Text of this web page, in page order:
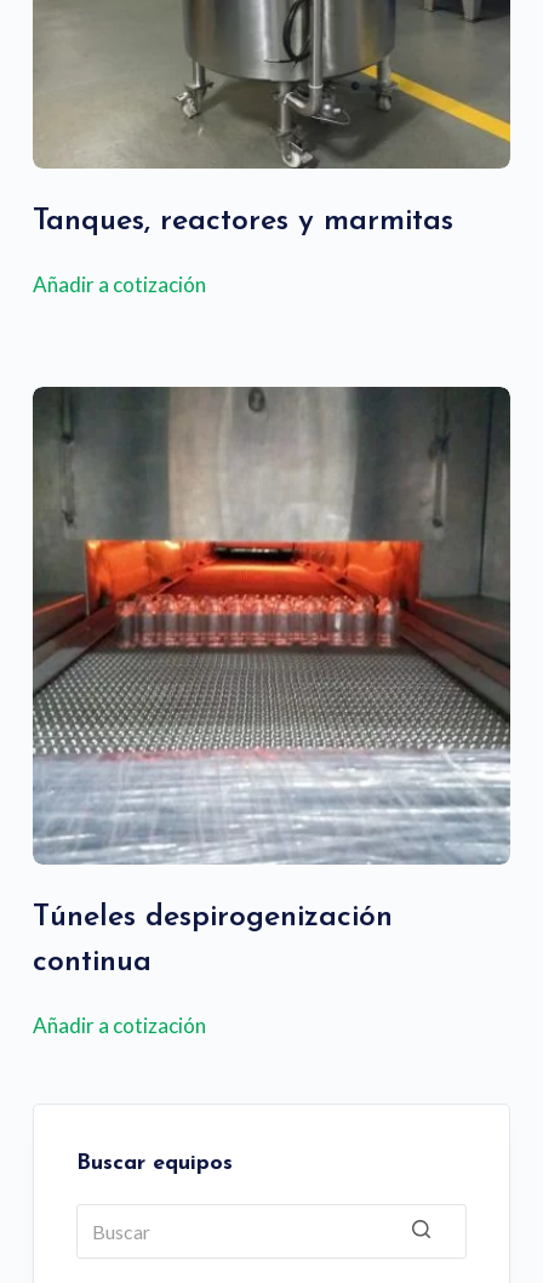
Tanques, reactores y marmitas
Añadir a cotización
Túneles despirogenización
continua
Añadir a cotización
Buscar equipos